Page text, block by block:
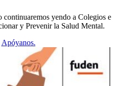
continuaremos yendo a Colegios e
y Prevenir la Salud Mental.
Apóyanos.